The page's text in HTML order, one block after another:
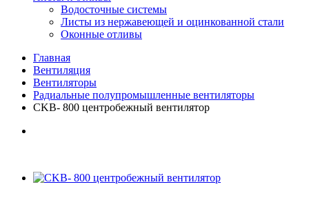
Водосточные системы
Листы из нержавеющей и оцинкованной стали
Оконные отливы
Главная
Вентиляция
Вентиляторы
Радиальные полупромышленные вентиляторы
CKB- 800 центробежный вентилятор